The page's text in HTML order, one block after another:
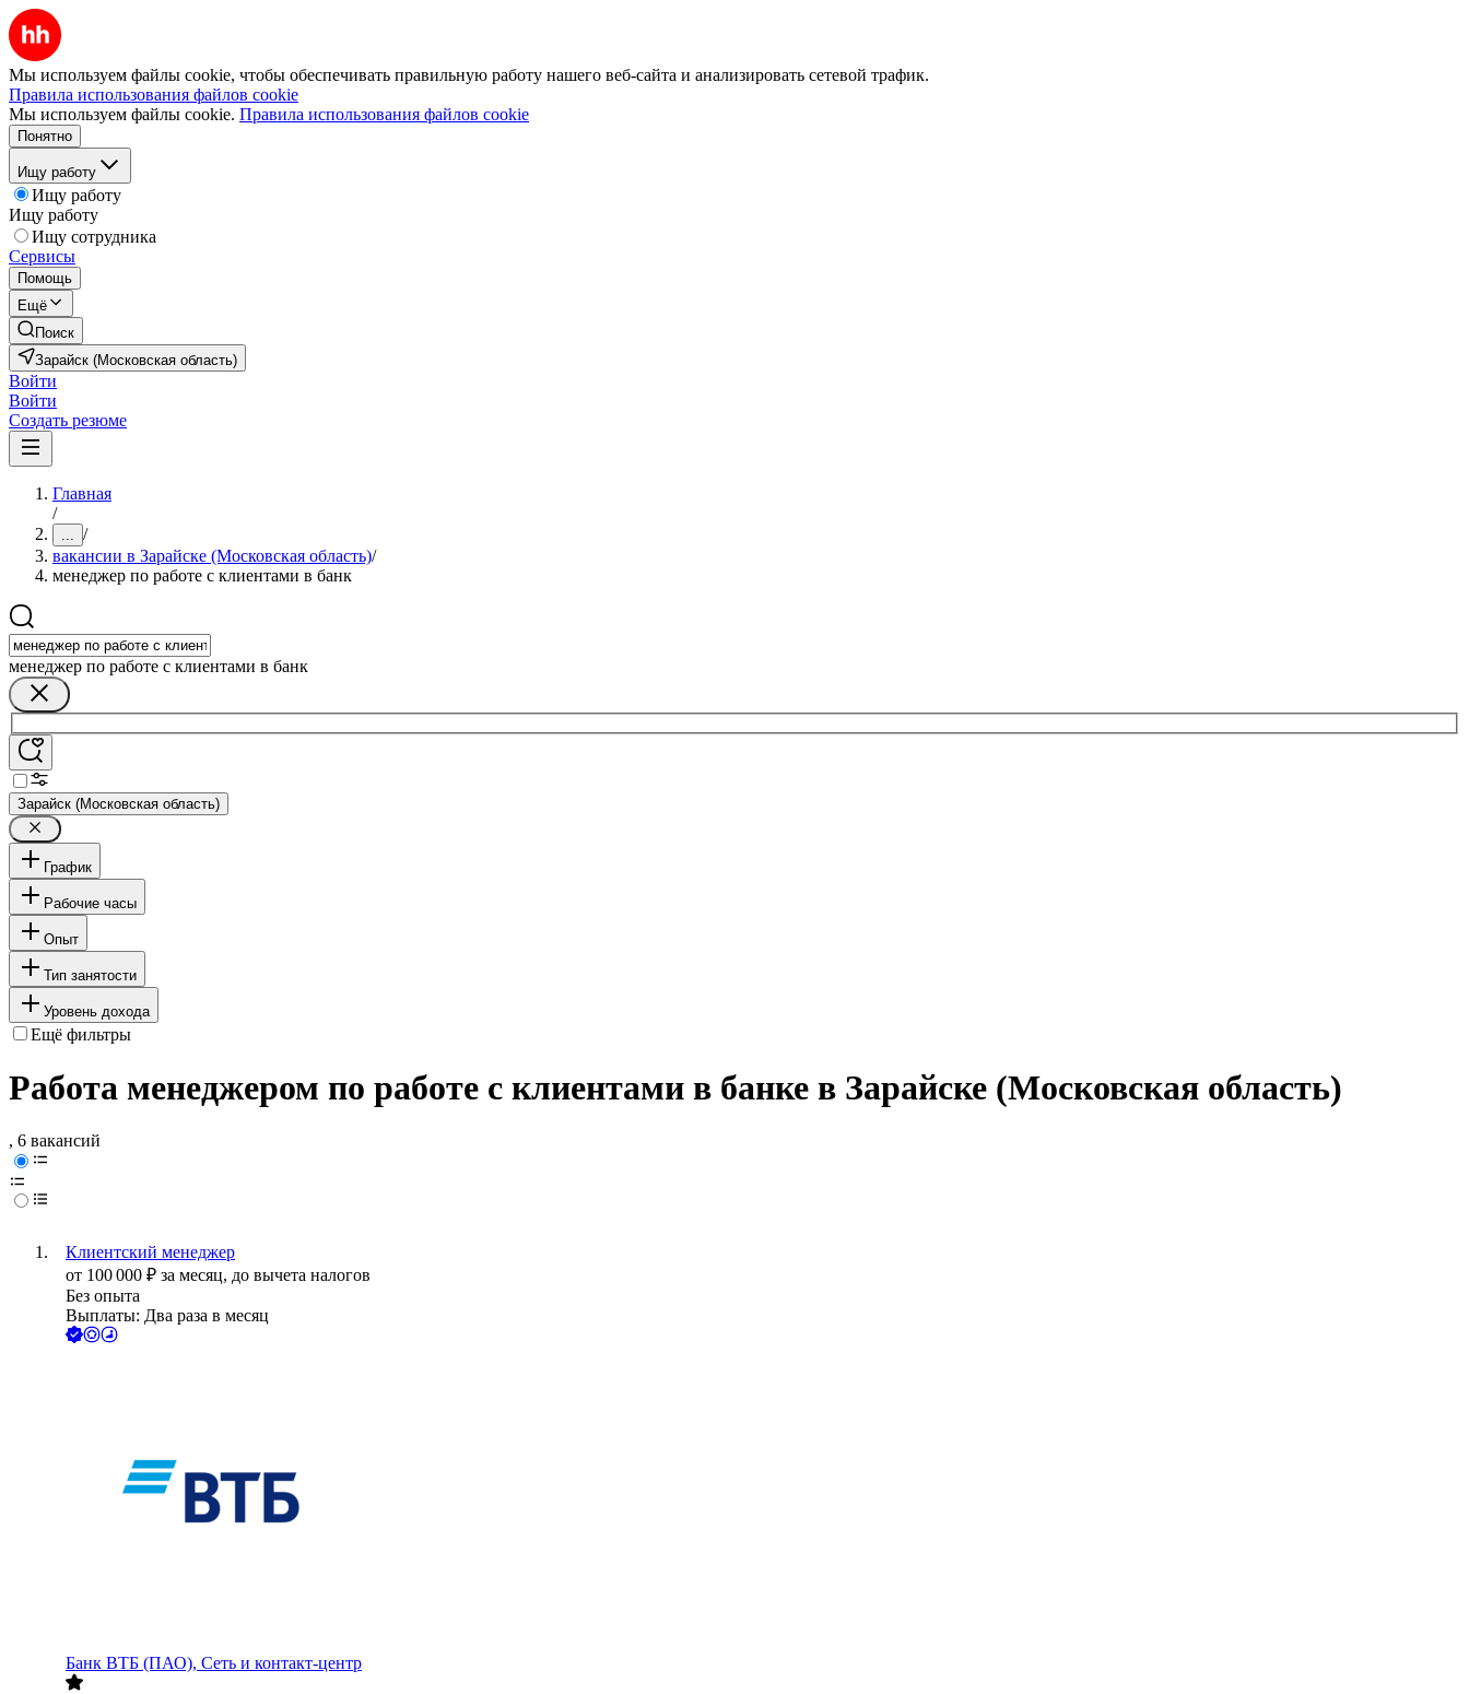
Мы используем файлы cookie, чтобы обеспечивать правильную работу нашего веб-сайта и анализировать сетевой трафик.
Правила использования файлов cookie
Мы используем файлы cookie. Правила использования файлов cookie
Понятно
Ищу работу
Ищу работу
Ищу работу
Ищу сотрудника
Сервисы
Помощь
Ещё
Поиск
Зарайск (Московская область)
Войти
Войти
Создать резюме
Главная
/
... /
вакансии в Зарайске (Московская область)/
менеджер по работе с клиентами в банк
менеджер по работе с клиентами в банк
Зарайск (Московская область)
График
Рабочие часы
Опыт
Тип занятости
Уровень дохода
Ещё фильтры
Работа менеджером по работе с клиентами в банке в Зарайске (Московская область)
, 6 вакансий
Клиентский менеджер
от 100 000 ₽ за месяц, до вычета налогов
Без опыта
Выплаты: Два раза в месяц
Банк ВТБ (ПАО), Сеть и контакт-центр